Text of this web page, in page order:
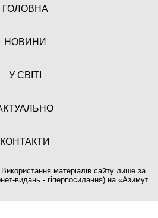
ГОЛОВНА
НОВИНИ
У СВІТІ
КОНТАКТИ
матеріалів сайту лише за
видань - гіперпосилання) на «Азимут